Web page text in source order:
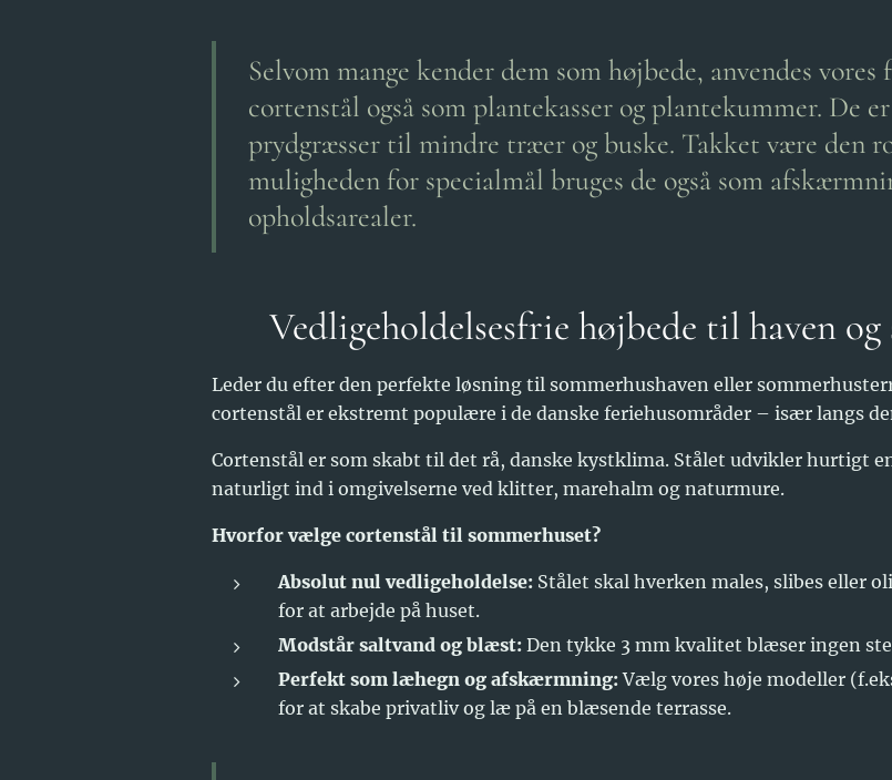
Selvom mange kender dem som højbede, anvendes
cortenstål også som plantekasser og plantekummer. De
prydgræsser til mindre træer og buske. Takket være den
muligheden for specialmål bruges de også som
opholdsarealer.
🏡 Vedligeholdelsesfrie højbede til haven
Leder du efter den perfekte løsning til sommerhushaven eller
cortenstål er ekstremt populære i de danske feriehusområder – især langs
Cortenstål er som skabt til det rå, danske kystklima. Stålet udvikler hurtigt
naturligt ind i omgivelserne ved klitter, marehalm og naturmure.
Hvorfor vælge cortenstål til sommerhuset?
Absolut nul vedligeholdelse:Stålet skal hverken males, slibes eller
for at arbejde på huset.
Modstår saltvand og blæst:Den tykke 3 mm kvalitet blæser ingen
Perfekt som læhegn og afskærmning:Vælg vores høje modeller
for at skabe privatliv og læ på en blæsende terrasse.